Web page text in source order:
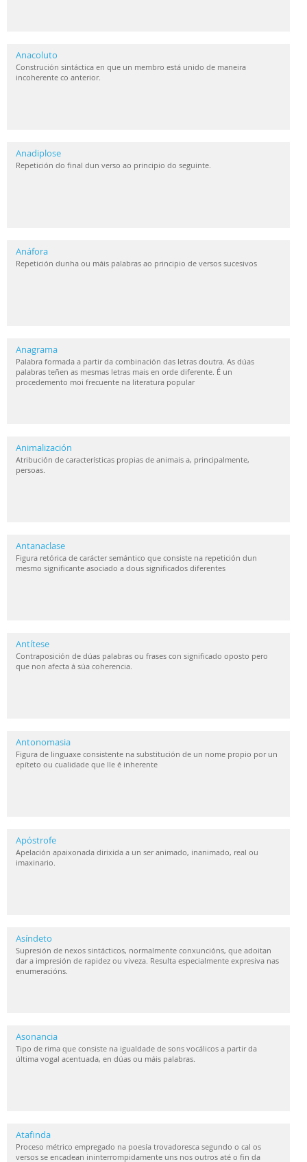
Anacoluto
Construción sintáctica en que un membro está unido de maneira
incoherente co anterior.
Anadiplose
Repetición do final dun verso ao principio do seguinte.
Anáfora
Repetición dunha ou máis palabras ao principio de versos sucesivos
Anagrama
Palabra formada a partir da combinación das letras doutra. As dúas
palabras teñen as mesmas letras mais en orde diferente. É un
procedemento moi frecuente na literatura popular
Animalización
Atribución de características propias de animais a, principalmente,
persoas.
Antanaclase
Figura retórica de carácter semántico que consiste na repetición dun
mesmo significante asociado a dous significados diferentes
Antítese
Contraposición de dúas palabras ou frases con significado oposto pero
que non afecta á súa coherencia.
Antonomasia
Figura de linguaxe consistente na substitución de un nome propio por un
epíteto ou cualidade que lle é inherente
Apóstrofe
Apelación apaixonada dirixida a un ser animado, inanimado, real ou
imaxinario.
Asíndeto
Supresión de nexos sintácticos, normalmente conxuncións, que adoitan
dar a impresión de rapidez ou viveza. Resulta especialmente expresiva nas
enumeracións.
Asonancia
Tipo de rima que consiste na igualdade de sons vocálicos a partir da
última vogal acentuada, en dúas ou máis palabras.
Atafinda
Proceso métrico empregado na poesía trovadoresca segundo o cal os
versos se encadean ininterrompidamente uns nos outros até o fin da